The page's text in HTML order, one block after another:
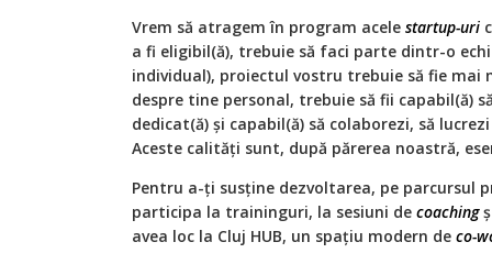
Vrem să atragem în program acele startup-uri
a fi eligibil(ă), trebuie să faci parte dintr-o
individual), proiectul vostru trebuie să fie mai
despre tine personal, trebuie să fii capabil(ă)
dedicat(ă) și capabil(ă) să colaborezi, să
Aceste calități sunt, după părerea noastră,
Pentru a-ți susține dezvoltarea, pe parcursul
participa la traininguri, la sesiuni de coaching
avea loc la Cluj HUB, un spațiu modern de co-